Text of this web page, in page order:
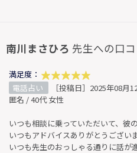
南川まさひろ 先生への口コ
満足度：
電話占い
［投稿日］2025年08月
匿名 / 40代 女性
いつも相談に乗っていただいて、彼
いつもアドバイスありがとうござい
いつも先生のおっしゃる通りに話が